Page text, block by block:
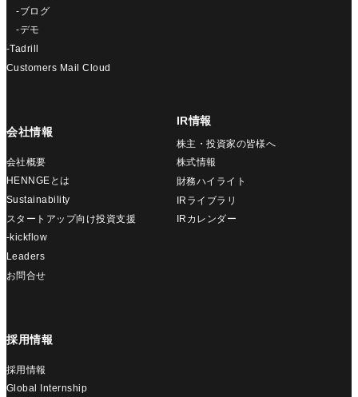
-ブログ
-デモ
-Tadrill
Customers Mail Cloud
会社情報
会社概要
HENNGEとは
Sustainability
スタートアップ向け投資支援
-kickflow
Leaders
お問合せ
IR情報
株主・投資家の皆様へ
株式情報
財務ハイライト
IRライブラリ
IRカレンダー
採用情報
採用情報
Global Internship